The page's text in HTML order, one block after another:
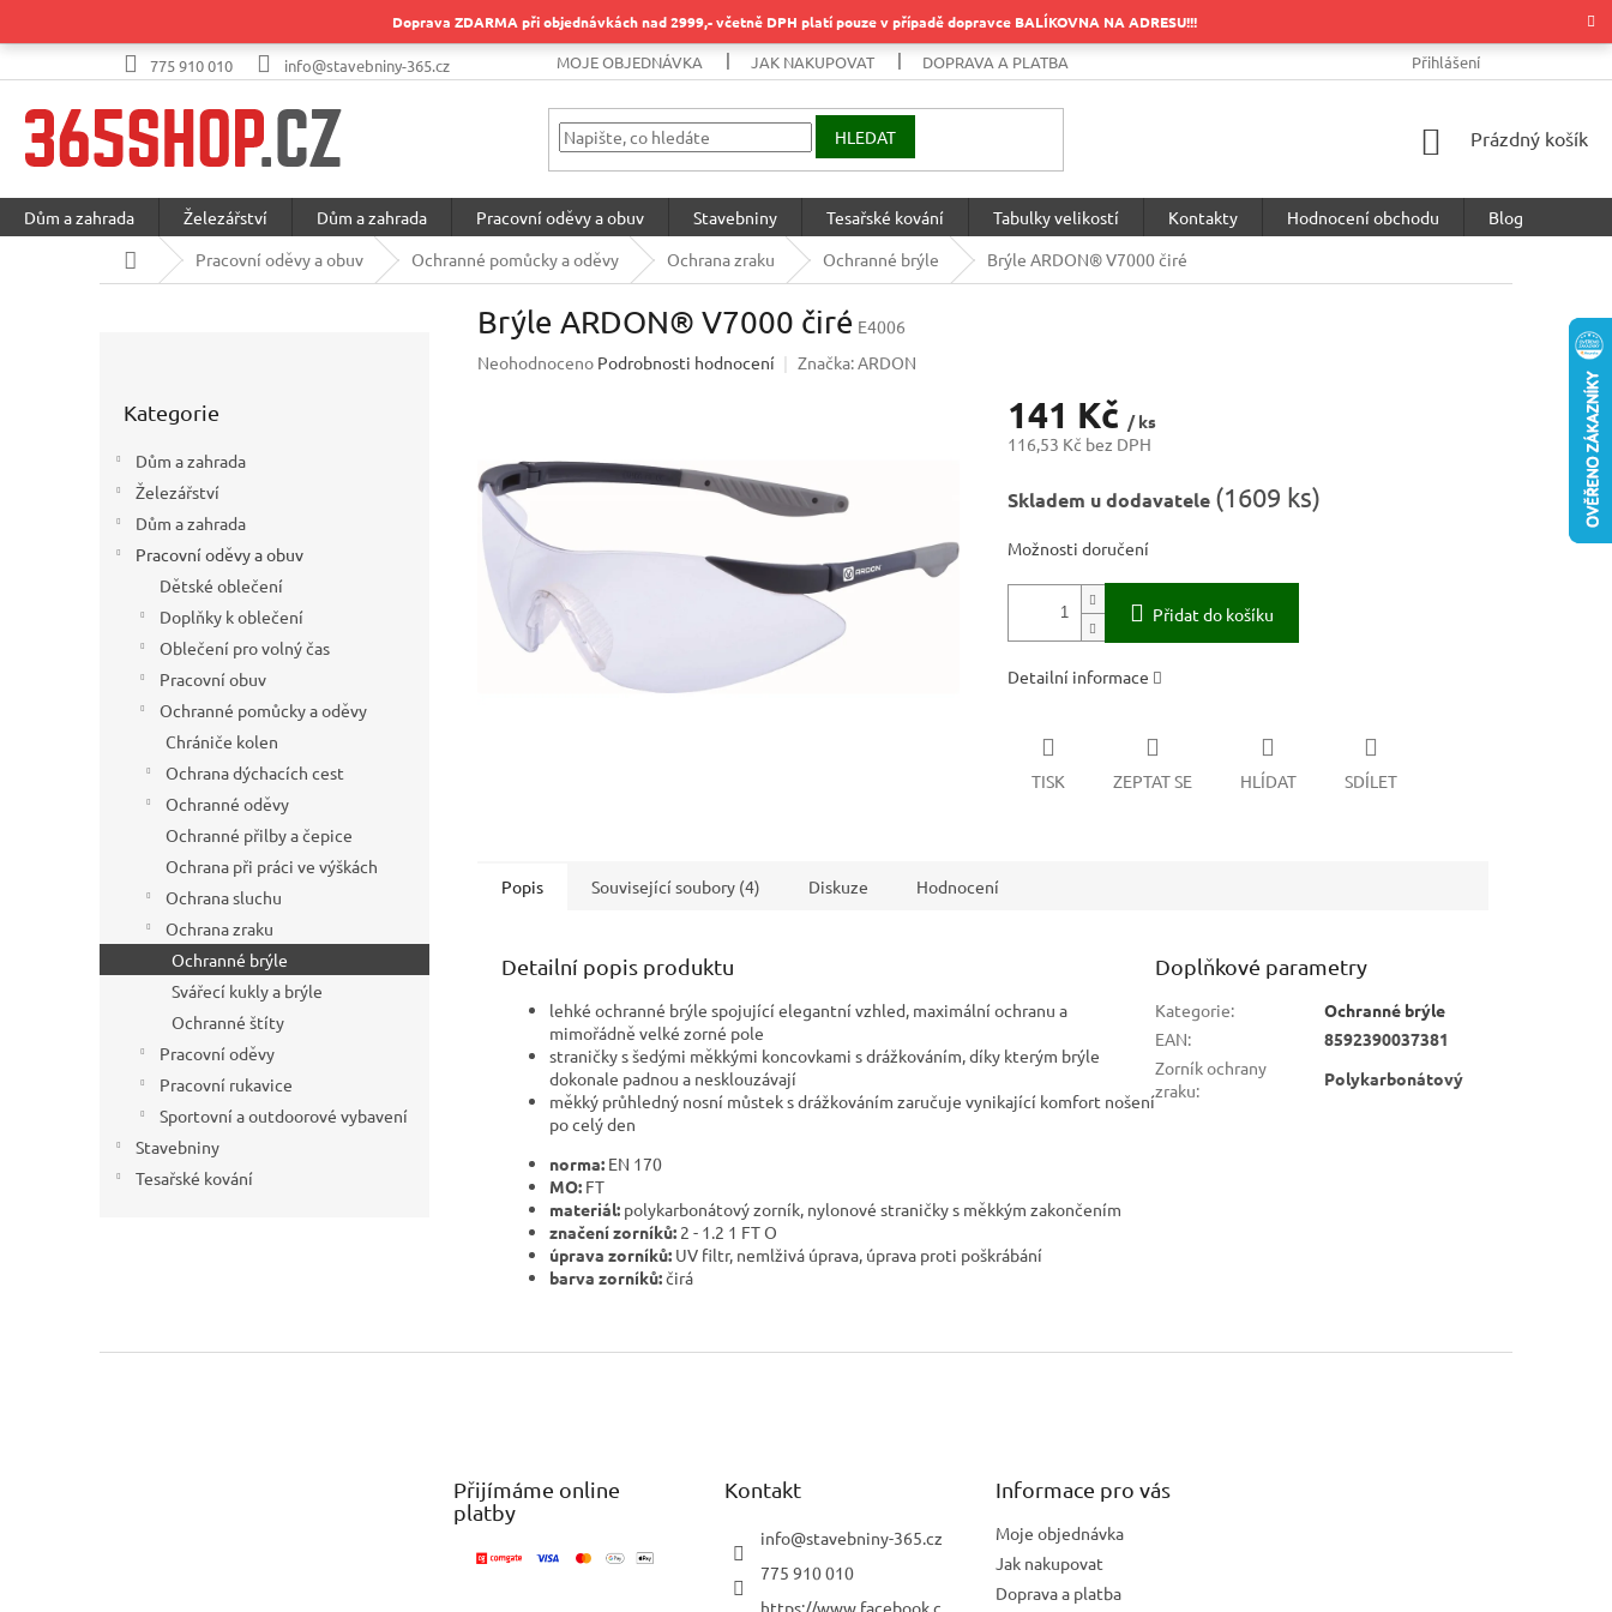
Doprava ZDARMA při objednávkách nad 2999,- včetně DPH platí pouze v případě dopravce BALÍKOVNA NA ADRESU!!!
775 910 010 info@stavebniny-365.cz MOJE OBJEDNÁVKA JAK NAKUPOVAT DOPRAVA A PLATBA PODMÍNKY OCHRANY OSOBNÍCH
Přihlášení
HLEDAT
NÁKUPNÍ
Prázdný košík
Dům a zahrada Železářství Dům a zahrada Pracovní oděvy a obuv Stavebniny Tesařské kování Tabulky velikostí Kontakty Hodnocení obchodu
Blog
Domů
Pracovní oděvy a obuv Ochranné pomůcky a oděvy Ochrana zraku Ochranné brýle Brýle ARDON® V7000 čiré
kategorie
Kategorie
Dům a zahrada
Železářství
Dům a zahrada
Pracovní oděvy a obuv
Dětské oblečení
Doplňky k oblečení
Oblečení pro volný čas
Pracovní obuv
Ochranné pomůcky a oděvy
Chrániče kolen
Ochrana dýchacích cest
Ochranné oděvy
Ochranné přilby a čepice
Ochrana při práci ve výškách
Ochrana sluchu
Ochrana zraku
Ochranné brýle
Svářecí kukly a brýle
Ochranné štíty
Pracovní oděvy
Pracovní rukavice
Sportovní a outdoorové vybavení
Stavebniny
Tesařské kování
Brýle ARDON® V7000 čiré E4006
Průměrné
z
5
hvězdiček.
Neohodnoceno Podrobnosti hodnocení Značka:ARDON
141 Kč / ks
116,53 Kč bez DPH
cena:
Skladem u dodavatele (1609 ks)
Možnosti doručení
Přidat do košíku
Detailní informace
TISK ZEPTAT SE HLÍDAT SDÍLET
Popis Související soubory (4) Diskuze Hodnocení
Detailní popis produktu
lehké ochranné brýle spojující elegantní vzhled, maximální ochranu a
mimořádně velké zorné pole
straničky s šedými měkkými koncovkami s drážkováním, díky kterým brýle
dokonale padnou a nesklouzávají
měkký průhledný nosní můstek s drážkováním zaručuje vynikající komfort nošení
po celý den
norma: EN 170
MO: FT
materiál: polykarbonátový zorník, nylonové straničky s měkkým zakončením
značení zorníků: 2 - 1.2 1 FT O
úprava zorníků: UV filtr, nemlživá úprava, úprava proti poškrábání
barva zorníků:čirá
Doplňkové parametry
Kategorie:
Ochranné brýle
EAN:
8592390037381
Zorník ochrany
zraku:
Polykarbonátový
Přijímáme online
platby
Kontakt
info@stavebniny-365.cz
775 910 010
https://www.facebook.c
Informace pro vás
Moje objednávka
Jak nakupovat
Doprava a platba